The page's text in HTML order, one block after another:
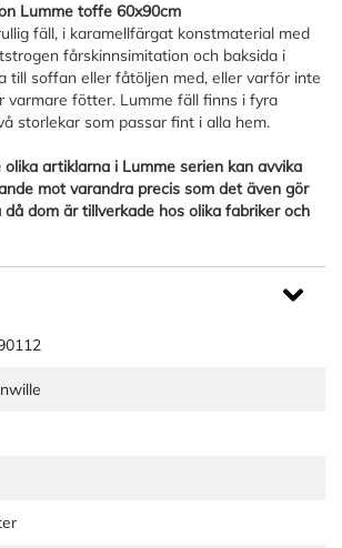
Lumme toffe 60x90cm
fäll, i karamellfärgat konstmaterial med
fårskinnsimitation och baksida i
till soffan eller fåtöljen med, eller varför inte
varmare fötter. Lumme fäll finns i fyra
storlekar som passar fint i alla hem.
artiklarna i Lumme serien kan avvika
mot varandra precis som det även gör
dom är tillverkade hos olika fabriker och